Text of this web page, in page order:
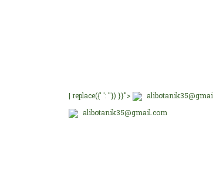
| replace({' ': ''}) }}">
alibotanik35@gmail.com